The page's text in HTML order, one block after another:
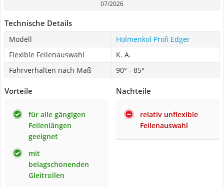
07/2026
Technische Details
Modell
Holmenkol Profi Edger
Flexible Feilenauswahl
K. A.
Fahrverhalten nach Maß
90° - 85°
Vorteile
für alle gängigen
Feilenlängen
geeignet
mit
belagschonenden
Gleitrollen
Nachteile
relativ unflexible
Feilenauswahl